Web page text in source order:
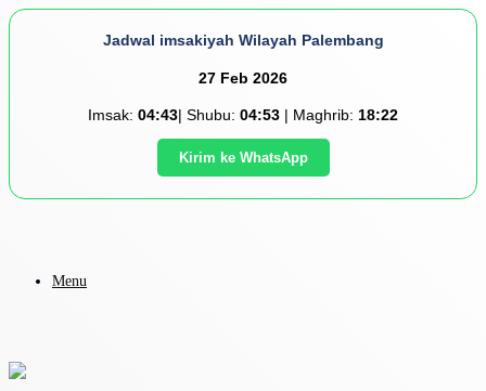
Jadwal imsakiyah Wilayah Palembang
27 Feb 2026
Imsak: 04:43| Shubu: 04:53 | Maghrib: 18:22
Kirim ke WhatsApp
Menu